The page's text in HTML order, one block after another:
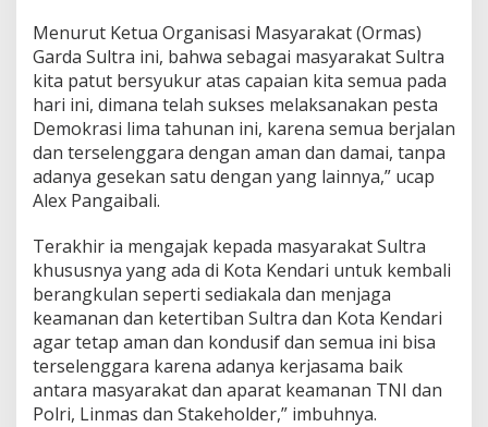
Menurut Ketua Organisasi Masyarakat (Ormas)
Garda Sultra ini, bahwa sebagai masyarakat Sultra
kita patut bersyukur atas capaian kita semua pada
hari ini, dimana telah sukses melaksanakan pesta
Demokrasi lima tahunan ini, karena semua berjalan
dan terselenggara dengan aman dan damai, tanpa
adanya gesekan satu dengan yang lainnya,” ucap
Alex Pangaibali.
Terakhir ia mengajak kepada masyarakat Sultra
khususnya yang ada di Kota Kendari untuk kembali
berangkulan seperti sediakala dan menjaga
keamanan dan ketertiban Sultra dan Kota Kendari
agar tetap aman dan kondusif dan semua ini bisa
terselenggara karena adanya kerjasama baik
antara masyarakat dan aparat keamanan TNI dan
Polri, Linmas dan Stakeholder,” imbuhnya.